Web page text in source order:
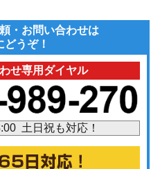
・お問い合わせは
どうぞ！
せ専用ダイヤル
土日祝も対応！